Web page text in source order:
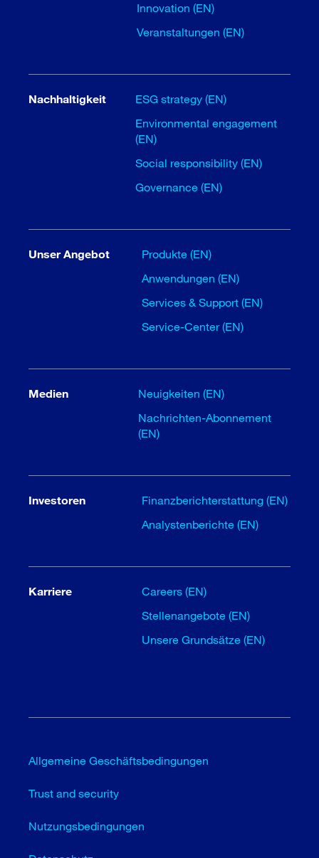
Innovation (EN)
Veranstaltungen (EN)
Nachhaltigkeit
ESG strategy (EN)
Environmental engagement
(EN)
Social responsibility (EN)
Governance (EN)
Unser Angebot
Produkte (EN)
Anwendungen (EN)
Services & Support (EN)
Service-Center (EN)
Medien
Neuigkeiten (EN)
Nachrichten-Abonnement
(EN)
Investoren
Finanzberichterstattung (EN)
Analystenberichte (EN)
Karriere
Careers (EN)
Stellenangebote (EN)
Unsere Grundsätze (EN)
Allgemeine Geschäftsbedingungen
Trust and security
Nutzungsbedingungen